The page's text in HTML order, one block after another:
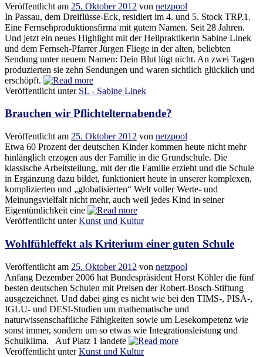
Veröffentlicht am 25. Oktober 2012 von netzpool
In Passau, dem Dreiflüsse-Eck, residiert im 4. und 5. Stock TRP.1.
Eine Fernsehproduktionsfirma mit gutem Namen. Seit 28 Jahren.
Und jetzt ein neues Highlight mit der Heilpraktikerin Sabine Linek
und dem Fernseh-Pfarrer Jürgen Fliege in der alten, beliebten
Sendung unter neuem Namen: Dein Blut lügt nicht. An zwei Tagen
produzierten sie zehn Sendungen und waren sichtlich glücklich und
erschöpft.
Veröffentlicht unter SL - Sabine Linek
Brauchen wir Pflichtelternabende?
Veröffentlicht am 25. Oktober 2012 von netzpool
Etwa 60 Prozent der deutschen Kinder kommen heute nicht mehr
hinlänglich erzogen aus der Familie in die Grundschule. Die
klassische Arbeitsteilung, mit der die Familie erzieht und die Schule
in Ergänzung dazu bildet, funktioniert heute in unserer komplexen,
komplizierten und „globalisierten“ Welt voller Werte- und
Meinungsvielfalt nicht mehr, auch weil jedes Kind in seiner
Eigentümlichkeit eine
Veröffentlicht unter Kunst und Kultur
Wohlfühleffekt als Kriterium einer guten Schule
Veröffentlicht am 25. Oktober 2012 von netzpool
Anfang Dezember 2006 hat Bundespräsident Horst Köhler die fünf
besten deutschen Schulen mit Preisen der Robert-Bosch-Stiftung
ausgezeichnet. Und dabei ging es nicht wie bei den TIMS-, PISA-,
IGLU- und DESI-Studien um mathematische und
naturwissenschaftliche Fähigkeiten sowie um Lesekompetenz wie
sonst immer, sondern um so etwas wie Integrationsleistung und
Schulklima. Auf Platz 1 landete
Veröffentlicht unter Kunst und Kultur